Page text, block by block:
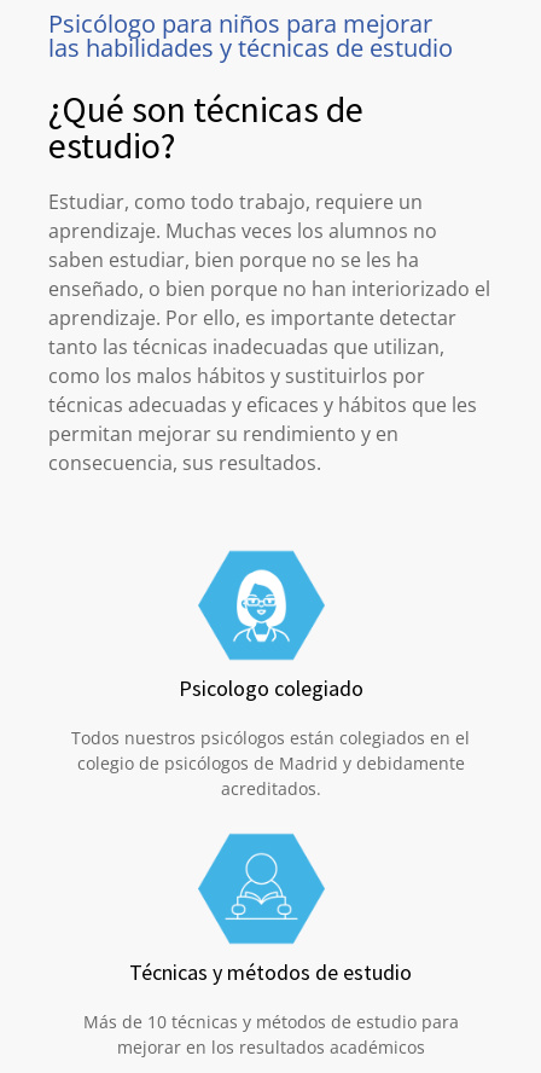
Psicólogo para niños para mejorar
las habilidades y técnicas de estudio
¿Qué son técnicas de
estudio?
Estudiar, como todo trabajo, requiere un
aprendizaje. Muchas veces los alumnos no
saben estudiar, bien porque no se les ha
enseñado, o bien porque no han interiorizado el
aprendizaje. Por ello, es importante detectar
tanto las técnicas inadecuadas que utilizan,
como los malos hábitos y sustituirlos por
técnicas adecuadas y eficaces y hábitos que les
permitan mejorar su rendimiento y en
consecuencia, sus resultados.
Psicologo colegiado
Todos nuestros psicólogos están colegiados en el
colegio de psicólogos de Madrid y debidamente
acreditados.
Técnicas y métodos de estudio
Más de 10 técnicas y métodos de estudio para
mejorar en los resultados académicos